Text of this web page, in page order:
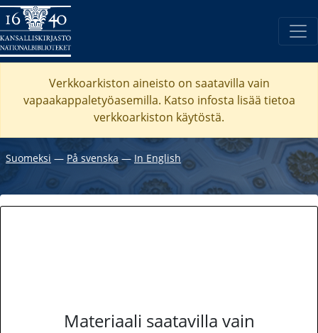
Verkkoarkiston aineisto on saatavilla vain
vapaakappaletyöasemilla. Katso infosta lisää tietoa
verkkoarkiston käytöstä.
Suomeksi ― På svenska― In English
Materiaali saatavilla vain